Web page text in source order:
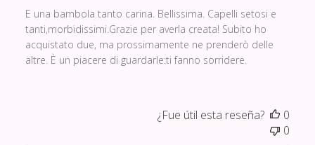
E una bambola tanto carina. Bellissima. Capelli setosi e
tanti,morbidissimi.Grazie per averla creata! Subito ho
acquistato due, ma prossimamente ne prenderò delle
altre. È un piacere di guardarle:ti fanno sorridere.
¿Fue útil esta reseña?
0
0